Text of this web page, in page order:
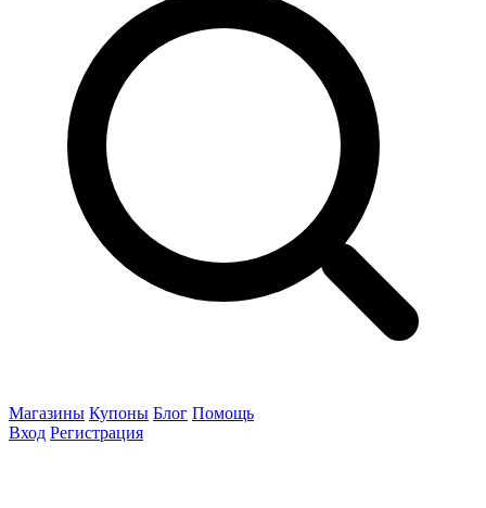
Магазины Купоны Блог Помощь
Вход Регистрация